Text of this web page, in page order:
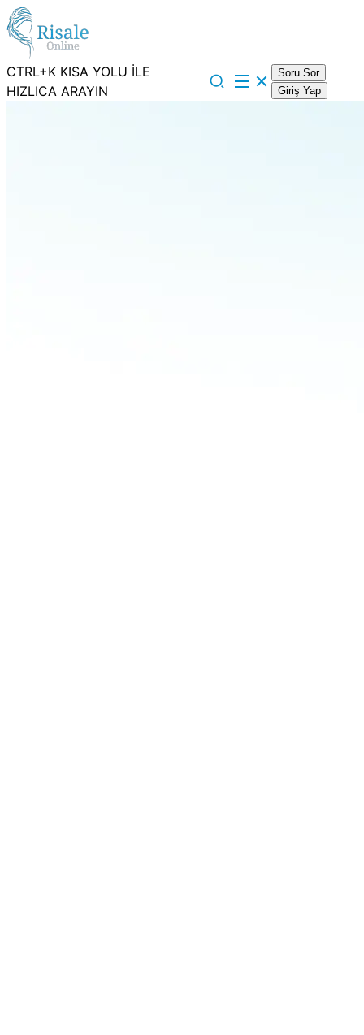
CTRL+K KISA YOLU İLE
HIZLICA ARAYIN
Soru Sor
Giriş Yap